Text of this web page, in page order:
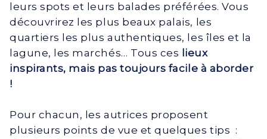
leurs spots et leurs balades préférées. Vous
découvrirez les plus beaux palais, les
quartiers les plus authentiques, les îles et la
lagune, les marchés… Tous ces lieux
inspirants, mais pas toujours facile à aborder
!
Pour chacun, les autrices proposent
plusieurs points de vue et quelques tips :